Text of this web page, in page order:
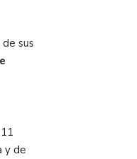
sus
y de